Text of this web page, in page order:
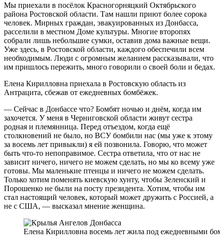
Мы приехали в посёлок Красногорняцкий Октябрьского
района Ростовской области. Там нашли приют более сорока
человек. Мирных граждан, эвакуированных из Донбасса,
расселили в местном Доме культуры. Многие второпях
собрали лишь небольшие сумки, оставив дома важные вещи.
Уже здесь, в Ростовской области, каждого обеспечили всем
необходимым. Люди с огромным желанием рассказывали, что
им пришлось пережить, много говорили о своей боли и бедах.
Елена Кирилловна приехала в Ростовскую область из
Антрацита, сбежав от ежедневных бомбёжек.
— Сейчас в Донбассе что? Бомбят ночью и днём, когда им
захочется. У меня в Черниговской области живут сестра
родная и племянница. Перед отъездом, когда ещё
столкновений не было, но ВСУ бомбили нас (мы уже к этому
за восемь лет привыкли) я ей позвонила. Говорю, что может
быть что-то непоправимое. Сестра ответила, что от нас не
зависит ничего, ничего не можем сделать, но мы ко всему уже
готовы. Мы маленькие птенцы и ничего не можем сделать.
Только хотим поменять киевскую хунту, чтобы Зеленский и
Порошенко не были на посту президента. Хотим, чтобы им
стал настоящий человек, который может дружить с Россией, а
не с США, — высказал мнение женщина.
Елена Кирилловна восемь лет жила под ежедневными